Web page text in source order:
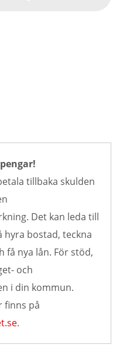
tillbaka skulden
Det kan leda till
hyra bostad, teckna
få nya lån. För stöd,
och
i din kommun.
finns på
.